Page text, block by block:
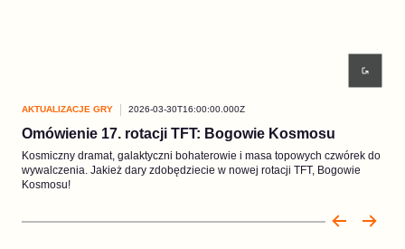
AKTUALIZACJE GRY 2026-03-30T16:00:00.000Z
Omówienie 17. rotacji TFT: Bogowie Kosmosu
Kosmiczny dramat, galaktyczni bohaterowie i masa topowych czwórek do
wywalczenia. Jakież dary zdobędziecie w nowej rotacji TFT, Bogowie
Kosmosu!